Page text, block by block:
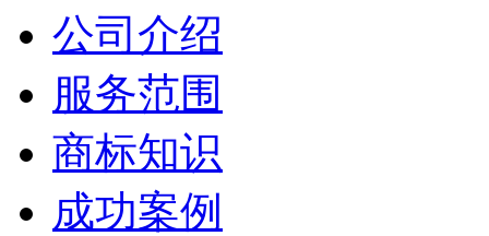
公司介绍
服务范围
商标知识
成功案例